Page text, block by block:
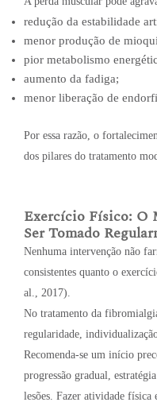
redução da estabilidade
menor produção de
pior metabolismo
aumento da fadiga;
menor liberação de
Por essa razão, o
dos pilares do tratamento
Exercício Físico: O
Ser Tomado
Nenhuma intervenção não
consistentes quanto o
al., 2017).
No tratamento da
regularidade,
Recomenda-se um início
progressão gradual,
lesões. Fazer atividade física